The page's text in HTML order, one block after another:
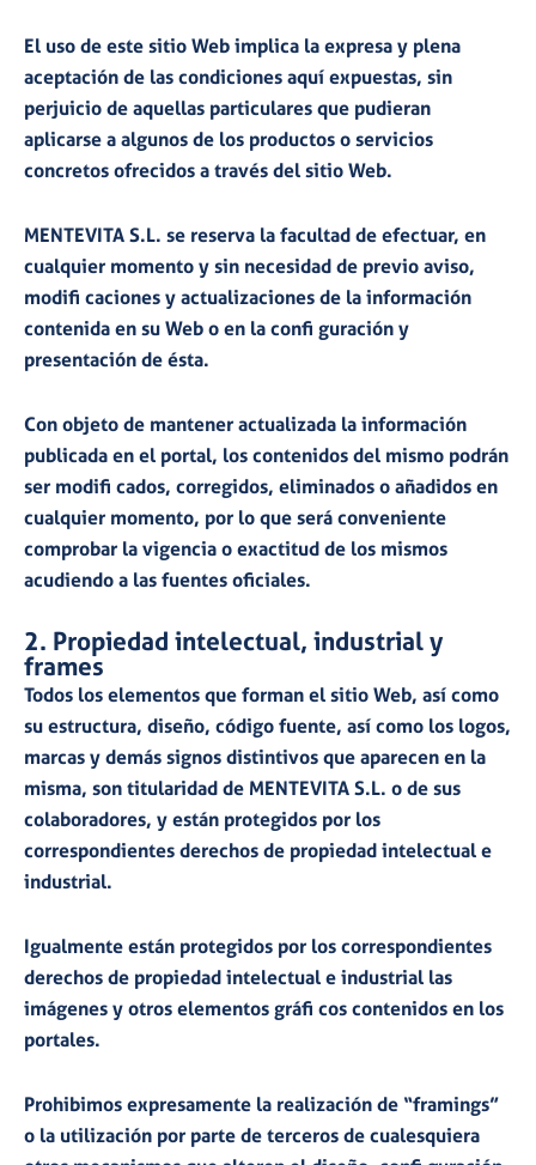
El uso de este sitio Web implica la expresa y plena
aceptación de las condiciones aquí expuestas, sin
perjuicio de aquellas particulares que pudieran
aplicarse a algunos de los productos o servicios
concretos ofrecidos a través del sitio Web.
MENTEVITA S.L. se reserva la facultad de efectuar, en
cualquier momento y sin necesidad de previo aviso,
modifi caciones y actualizaciones de la información
contenida en su Web o en la confi guración y
presentación de ésta.
Con objeto de mantener actualizada la información
publicada en el portal, los contenidos del mismo podrán
ser modifi cados, corregidos, eliminados o añadidos en
cualquier momento, por lo que será conveniente
comprobar la vigencia o exactitud de los mismos
acudiendo a las fuentes oficiales.
2. Propiedad intelectual, industrial y
frames
Todos los elementos que forman el sitio Web, así como
su estructura, diseño, código fuente, así como los logos,
marcas y demás signos distintivos que aparecen en la
misma, son titularidad de MENTEVITA S.L. o de sus
colaboradores, y están protegidos por los
correspondientes derechos de propiedad intelectual e
industrial.
Igualmente están protegidos por los correspondientes
derechos de propiedad intelectual e industrial las
imágenes y otros elementos gráfi cos contenidos en los
portales.
Prohibimos expresamente la realización de “framings”
o la utilización por parte de terceros de cualesquiera